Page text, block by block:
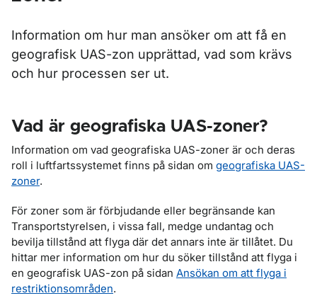
Information om hur man ansöker om att få en
geografisk UAS-zon upprättad, vad som krävs
och hur processen ser ut.
Vad är geografiska UAS-zoner?
Information om vad geografiska UAS-zoner är och deras
roll i luftfartssystemet finns på sidan om geografiska UAS-
zoner.
För zoner som är förbjudande eller begränsande kan
Transportstyrelsen, i vissa fall, medge undantag och
bevilja tillstånd att flyga där det annars inte är tillåtet. Du
hittar mer information om hur du söker tillstånd att flyga i
en geografisk UAS-zon på sidan Ansökan om att flyga i
restriktionsområden.